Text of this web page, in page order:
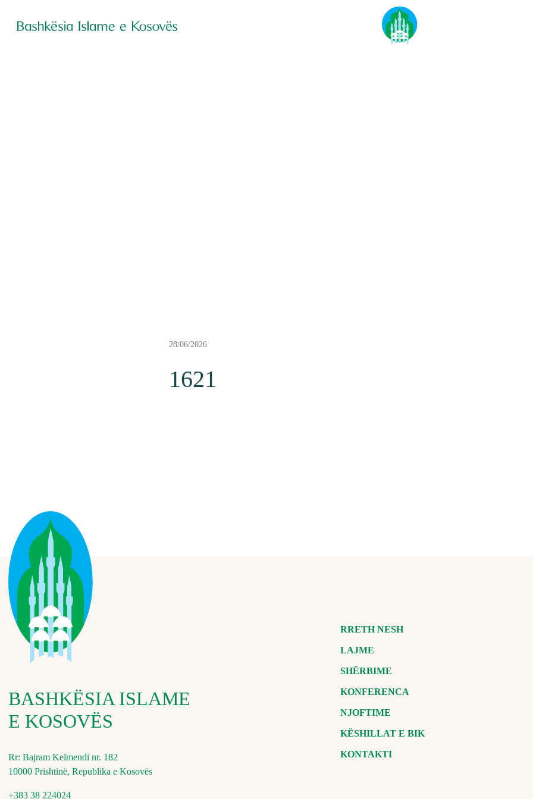
28/06/2026
1621
BASHKËSIA ISLAME
E KOSOVËS
Rr: Bajram Kelmendi nr. 182
10000 Prishtinë, Republika e Kosovës
+383 38 224024
RRETH NESH
LAJME
SHËRBIME
KONFERENCA
NJOFTIME
KËSHILLAT E BIK
KONTAKTI